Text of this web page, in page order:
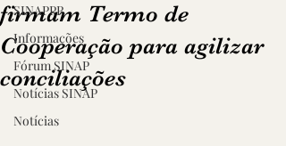
SINAPPR
Informações
Fórum SINAP
Notícias SINAP
Notícias
firmam Termo de
Cooperação para agilizar
conciliações